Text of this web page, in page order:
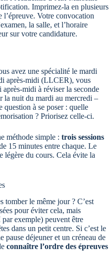
Imprimez-la en plusieurs
l’épreuve. Votre convocation
la salle, et l’horaire
sur votre candidature.
avez une spécialité le mardi
après-midi (LLCER), vous
midi à réviser la seconde
la nuit du mardi au mercredi –
question à se poser : quelle
? Priorisez celle-ci.
méthode simple : trois sessions
15 minutes entre chaque. Le
légère du cours. Cela évite la
tomber le même jour ? C’est
pour éviter cela, mais
exemple) peuvent être
dans un petit centre. Si c’est le
pause déjeuner et un créneau de
connaître l’ordre des épreuves